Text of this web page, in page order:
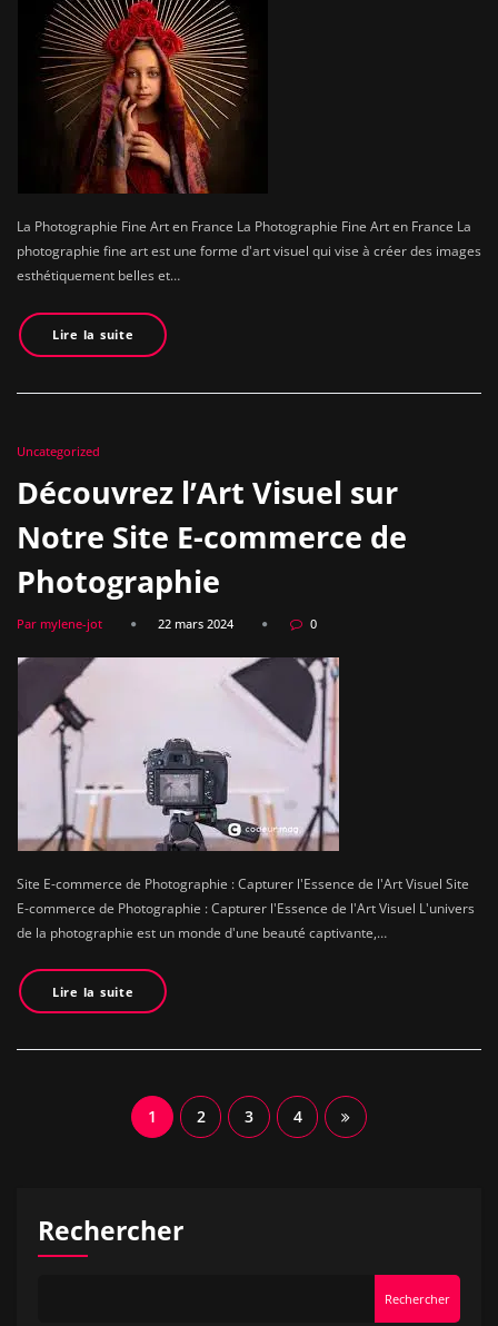
La Photographie Fine Art en France La Photographie Fine Art en France La
photographie fine art est une forme d'art visuel qui vise à créer des images
esthétiquement belles et…
Lire la suite
Uncategorized
Découvrez l’Art Visuel sur
Notre Site E-commerce de
Photographie
Par mylene-jot 22 mars 2024 0
Site E-commerce de Photographie : Capturer l'Essence de l'Art Visuel Site
E-commerce de Photographie : Capturer l'Essence de l'Art Visuel L'univers
de la photographie est un monde d'une beauté captivante,…
Lire la suite
Navigation
1 2 3 4
Rechercher
Rechercher